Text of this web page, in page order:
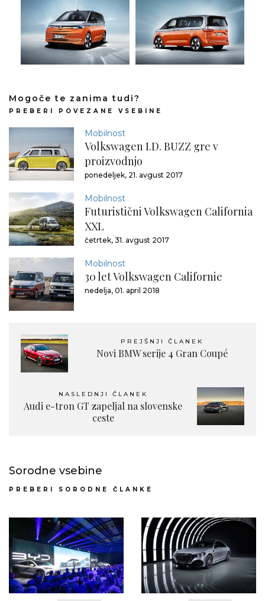
Mogoče te zanima tudi?
PREBERI POVEZANE VSEBINE
Mobilnost
Volkswagen I.D. BUZZ gre v
proizvodnjo
ponedeljek, 21. avgust 2017
Mobilnost
Futuristični Volkswagen California
XXL
četrtek, 31. avgust 2017
Mobilnost
30 let Volkswagen Californie
nedelja, 01. april 2018
PREJŠNJI ČLANEK
Novi BMW serije 4 Gran Coupé
NASLEDNJI ČLANEK
Audi e-tron GT zapeljal na slovenske
ceste
Sorodne vsebine
PREBERI SORODNE ČLANKE